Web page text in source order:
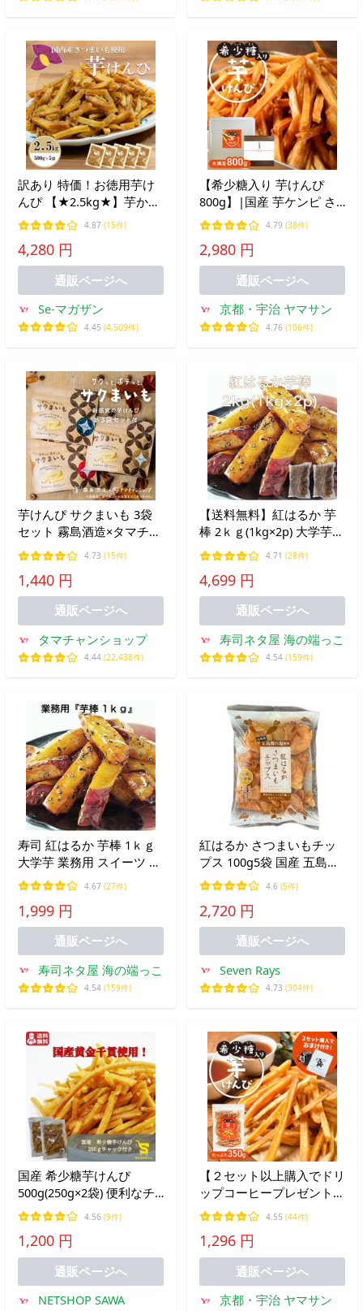
訳あり 特価！お徳用芋け
んぴ 【★2.5kg★】芋かり
んとう 保存に便利なチャ
ック袋 2500g 大容量 いも
けんぴ 訳有り 訳アリ ギフ
ト お菓子 かりんとう
4.87 (15件)
4,280 円
通販ページへ
Se-マガザン
4.45 (4,509件)
【希少糖入り 芋けんぴ
800g】|国産 芋ケンピ さ
つまいも 缶入り ギフト ケ
ンピ 芋 芋菓子 お菓子 お
やつ いもけんぴ お茶菓子
スイーツ プレゼント 自分
4.79 (38件)
2,980 円
通販ページへ
京都・宇治 ヤマサン
4.76 (106件)
芋けんぴ サクまいも 3袋
セット 霧島酒造×タマチャ
ンショップ 共同開発 サツ
マイモ ヘルシー おつまみ
ギフト 自然派おやつ スナ
ック 送料無料
4.73 (15件)
1,440 円
通販ページへ
タマチャンショップ
4.44 (22,438件)
【送料無料】紅はるか 芋
棒 2ｋｇ(1kg×2p) 大学芋
業務用 スイーツ いもぼう
皮つき ごま 鳴門名 爆買
4.71 (28件)
4,699 円
通販ページへ
寿司ネタ屋 海の端っこ
4.54 (159件)
寿司 紅はるか 芋棒 1ｋｇ
大学芋 業務用 スイーツ い
もぼう 皮つき ごま 鳴門名
産 爆買
4.67 (27件)
1,999 円
通販ページへ
寿司ネタ屋 海の端っこ
4.54 (159件)
紅はるか さつまいもチッ
プス 100g5袋 国産 五島灘
の塩使用 砂糖不使用 紅は
るかの甘みが引き立つ 素
材のおいしさそのまま
4.6 (5件)
2,720 円
通販ページへ
Seven Rays
4.73 (304件)
国産 希少糖芋けんぴ
500g(250g×2袋) 便利なチ
ャック付き 国産 黄金千貫
さつまいも かりんとう お
やつ お茶請け 訳あり 簡易
包装
4.56 (9件)
1,200 円
通販ページへ
NETSHOP SAWA
【２セット以上購入でドリ
ップコーヒープレゼント】
【希少糖入り 芋けんぴ
350g】|国産 芋ケンピ さ
つまいも 袋入り ギフト ケ
ンピ 芋 芋菓子 お菓子 お
4.55 (44件)
1,296 円
通販ページへ
京都・宇治 ヤマサン